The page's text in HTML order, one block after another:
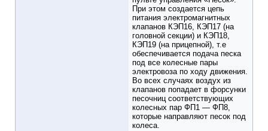
При этом создается цепь
питания электромагнитных
клапанов КЭП16, КЭП17 (на
головной секции) и КЭП18,
КЭП19 (на прицепной), т.е
обеспечивается подача песка
под все колесные пары
электровоза по ходу движения.
Во всех случаях воздух из
клапанов попадает в форсунки
песочниц соответствующих
колесных пар ФП1 — ФП8,
которые направляют песок под
колеса.